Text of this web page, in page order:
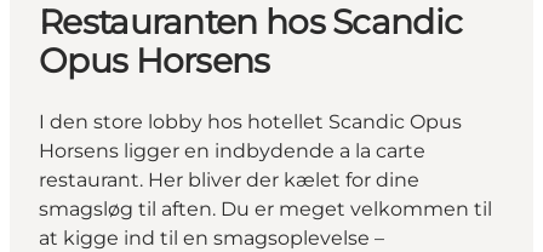
Restauranten hos Scandic
Opus Horsens
I den store lobby hos hotellet Scandic Opus
Horsens ligger en indbydende a la carte
restaurant. Her bliver der kælet for dine
smagsløg til aften. Du er meget velkommen til
at kigge ind til en smagsoplevelse –